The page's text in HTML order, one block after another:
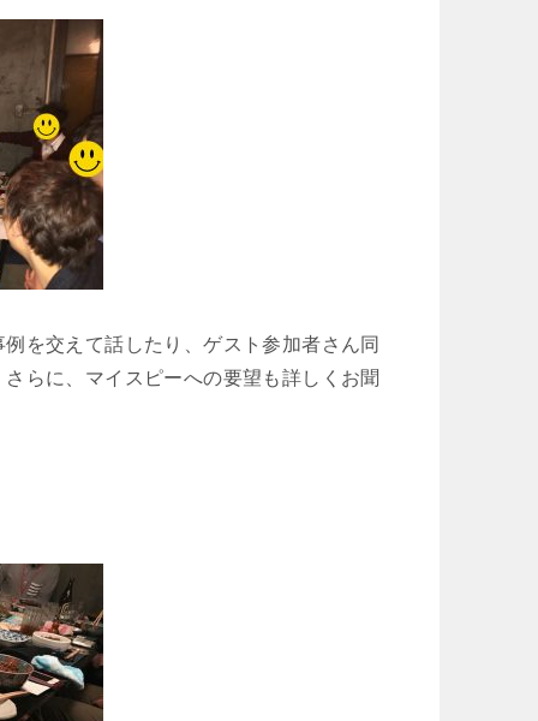
を交えて話したり、ゲスト参加者さん同
らに、マイスピーへの要望も詳しくお聞